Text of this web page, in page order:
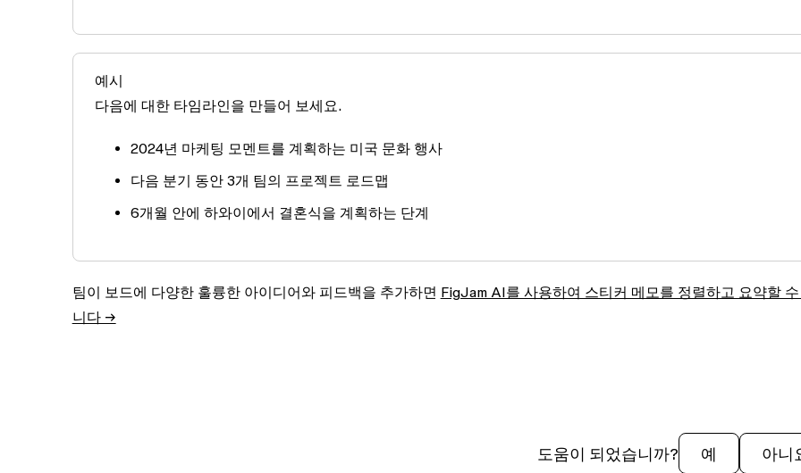
예시
다음에 대한 타임라인을 만들어 보세요.
2024년 마케팅 모멘트를 계획하는 미국 문화 행사
다음 분기 동안 3개 팀의 프로젝트 로드맵
6개월 안에 하와이에서 결혼식을 계획하는 단계
팀이 보드에 다양한 훌륭한 아이디어와 피드백을 추가하면 FigJam AI를 사용하여 스티커 메모를 정렬하고 요약할
니다 →
도움이 되었습니까? 예 아니